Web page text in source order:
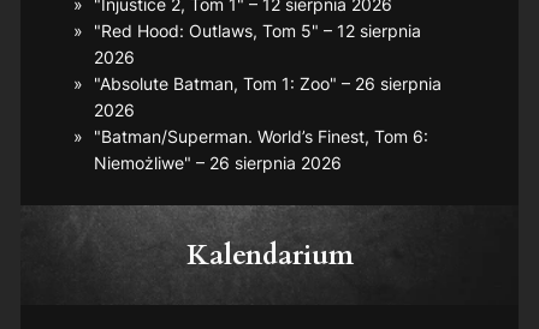
"Red Hood: Outlaws, Tom 5" – 12 sierpnia
2026
"Absolute Batman, Tom 1: Zoo" – 26 sierpnia
2026
"Batman/Superman. World’s Finest, Tom 6:
Niemożliwe" – 26 sierpnia 2026
Kalendarium